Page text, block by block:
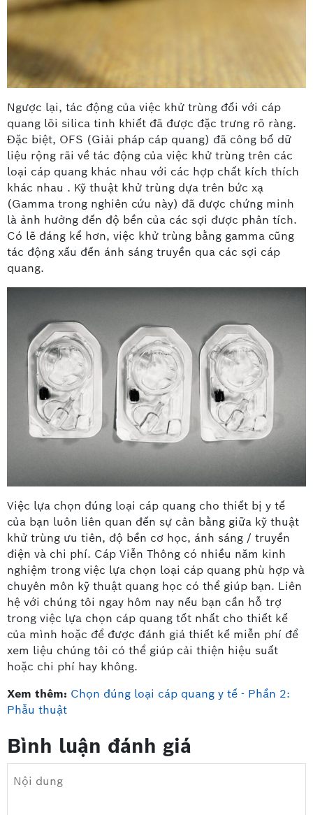
Ngược lại, tác động của việc khử trùng đối với cáp
quang lõi silica tinh khiết đã được đặc trưng rõ ràng.
Đặc biệt, OFS (Giải pháp cáp quang) đã công bố dữ
liệu rộng rãi về tác động của việc khử trùng trên các
loại cáp quang khác nhau với các hợp chất kích thích
khác nhau . Kỹ thuật khử trùng dựa trên bức xạ
(Gamma trong nghiên cứu này) đã được chứng minh
là ảnh hưởng đến độ bền của các sợi được phân tích.
Có lẽ đáng kể hơn, việc khử trùng bằng gamma cũng
tác động xấu đến ánh sáng truyền qua các sợi cáp
quang.
Việc lựa chọn đúng loại cáp quang cho thiết bị y tế
của bạn luôn liên quan đến sự cân bằng giữa kỹ thuật
khử trùng ưu tiên, độ bền cơ học, ánh sáng / truyền
điện và chi phí. Cáp Viễn Thông có nhiều năm kinh
nghiệm trong việc lựa chọn loại cáp quang phù hợp và
chuyên môn kỹ thuật quang học có thể giúp bạn. Liên
hệ với chúng tôi ngay hôm nay nếu bạn cần hỗ trợ
trong việc lựa chọn cáp quang tốt nhất cho thiết kế
của mình hoặc để được đánh giá thiết kế miễn phí để
xem liệu chúng tôi có thể giúp cải thiện hiệu suất
hoặc chi phí hay không.
Xem thêm: Chọn đúng loại cáp quang y tế - Phần 2:
Phẫu thuật
Bình luận đánh giá